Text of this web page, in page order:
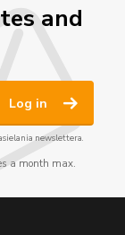
and
Log in
newslettera.
a month max.